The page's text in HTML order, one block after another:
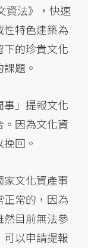
資法》，快速
特色建築為
的珍貴文化
題。
」提報文化
因為文化資
回。
文化資產事
常的，因為
目前無法參
以申請提報